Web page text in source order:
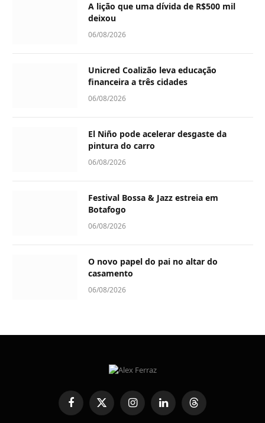
A lição que uma dívida de R$500 mil
deixou
06/08/2026
Unicred Coalizão leva educação
financeira a três cidades
06/08/2026
El Niño pode acelerar desgaste da
pintura do carro
06/08/2026
Festival Bossa & Jazz estreia em
Botafogo
06/08/2026
O novo papel do pai no altar do
casamento
06/08/2026
FacebookX
(Twitter)
InstagramLinkedInThreads